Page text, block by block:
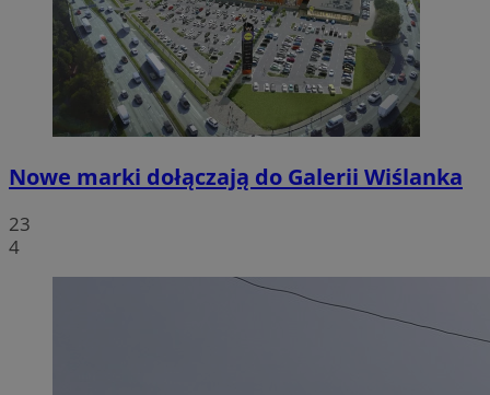
Nowe marki dołączają do Galerii Wiślanka
23
4